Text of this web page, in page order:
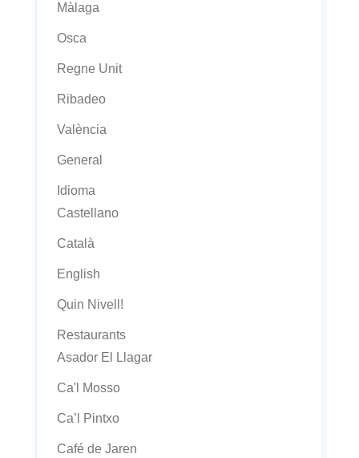
Màlaga
Osca
Regne Unit
Ribadeo
València
General
Idioma
Castellano
Català
English
Quin Nivell!
Restaurants
Asador El Llagar
Ca'l Mosso
Ca’l Pintxo
Café de Jaren